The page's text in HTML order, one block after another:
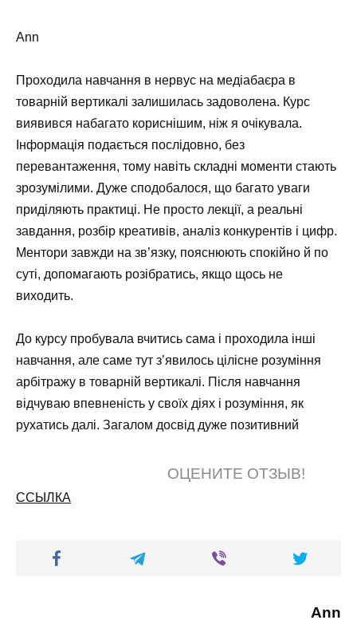
Ann
Проходила навчання в нервус на медіабаєра в
товарній вертикалі залишилась задоволена. Курс
виявився набагато кориснішим, ніж я очікувала.
Інформація подається послідовно, без
перевантаження, тому навіть складні моменти стають
зрозумілими. Дуже сподобалося, що багато уваги
приділяють практиці. Не просто лекції, а реальні
завдання, розбір креативів, аналіз конкурентів і цифр.
Ментори завжди на зв’язку, пояснюють спокійно й по
суті, допомагають розібратись, якщо щось не
виходить.
До курсу пробувала вчитись сама і проходила інші
навчання, але саме тут з’явилось цілісне розуміння
арбітражу в товарній вертикалі. Після навчання
відчуваю впевненість у своїх діях і розуміння, як
рухатись далі. Загалом досвід дуже позитивний
ОЦЕНИТЕ ОТЗЫВ!
ССЫЛКА
Ann